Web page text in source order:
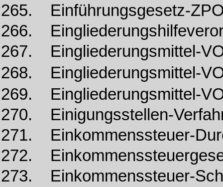
265. Einführungsgesetz-
266.
267. Eingliederungsmittel-
268. Eingliederungsmittel-
269. Eingliederungsmittel-
270. Einigungsstellen-
271. Einkommenssteuer-
272.
273. Einkommenssteuer-